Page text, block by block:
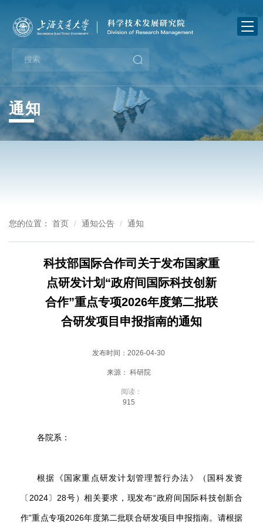
们
中
业
务
政
告
中
建
办
通知
您的位置： 首页 通知公告 通知
科技部国际合作司关于发布国家重
点研发计划“政府间国际科技创新
合作”重点专项2026年度第二批联
合研发项目申报指南的通知
发布时间：2026-04-30
来源： 科研院
阅读：
915
各院系：
根据《国家重点研发计划管理暂行办法》（国科发资
〔2024〕28号）相关要求，现发布“政府间国际科技创新合
作”重点专项2026年度第二批联合研发项目申报指南。请根据